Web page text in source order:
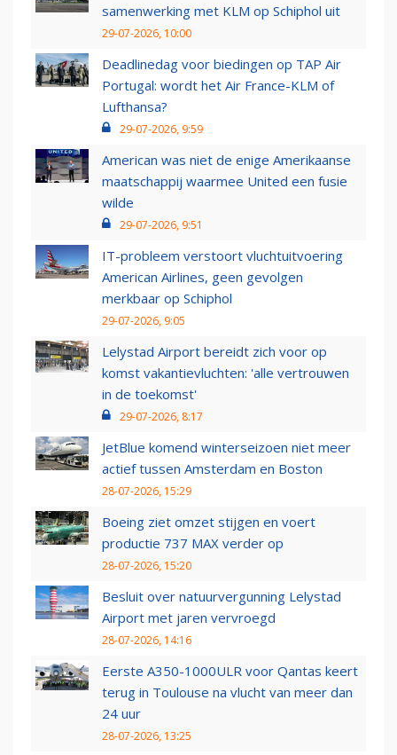
samenwerking met KLM op Schiphol uit
29-07-2026, 10:00
Deadlinedag voor biedingen op TAP Air
Portugal: wordt het Air France-KLM of
Lufthansa?
29-07-2026, 9:59
American was niet de enige Amerikaanse
maatschappij waarmee United een fusie
wilde
29-07-2026, 9:51
IT-probleem verstoort vluchtuitvoering
American Airlines, geen gevolgen
merkbaar op Schiphol
29-07-2026, 9:05
Lelystad Airport bereidt zich voor op
komst vakantievluchten: 'alle vertrouwen
in de toekomst'
29-07-2026, 8:17
JetBlue komend winterseizoen niet meer
actief tussen Amsterdam en Boston
28-07-2026, 15:29
Boeing ziet omzet stijgen en voert
productie 737 MAX verder op
28-07-2026, 15:20
Besluit over natuurvergunning Lelystad
Airport met jaren vervroegd
28-07-2026, 14:16
Eerste A350-1000ULR voor Qantas keert
terug in Toulouse na vlucht van meer dan
24 uur
28-07-2026, 13:25